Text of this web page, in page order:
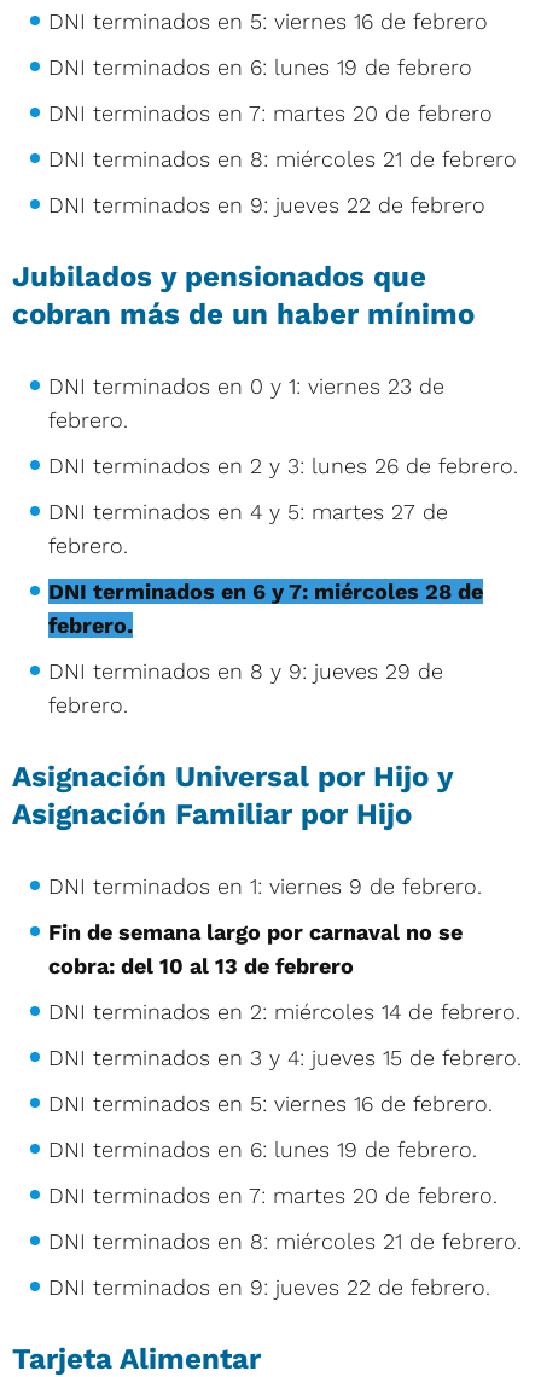
DNI terminados en 5: viernes 16 de febrero
DNI terminados en 6: lunes 19 de febrero
DNI terminados en 7: martes 20 de febrero
DNI terminados en 8: miércoles 21 de febrero
DNI terminados en 9: jueves 22 de febrero
Jubilados y pensionados que
cobran más de un haber mínimo
DNI terminados en 0 y 1: viernes 23 de
febrero.
DNI terminados en 2 y 3: lunes 26 de febrero.
DNI terminados en 4 y 5: martes 27 de
febrero.
DNI terminados en 6 y 7: miércoles 28 de
febrero.
DNI terminados en 8 y 9: jueves 29 de
febrero.
Asignación Universal por Hijo y
Asignación Familiar por Hijo
DNI terminados en 1: viernes 9 de febrero.
Fin de semana largo por carnaval no se
cobra: del 10 al 13 de febrero
DNI terminados en 2: miércoles 14 de febrero.
DNI terminados en 3 y 4: jueves 15 de febrero.
DNI terminados en 5: viernes 16 de febrero.
DNI terminados en 6: lunes 19 de febrero.
DNI terminados en 7: martes 20 de febrero.
DNI terminados en 8: miércoles 21 de febrero.
DNI terminados en 9: jueves 22 de febrero.
Tarjeta Alimentar